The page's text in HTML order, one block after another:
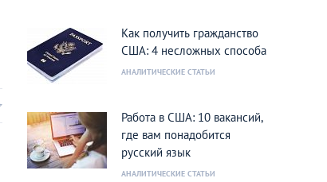
Как получить гражданство
США: 4 несложных способа
АНАЛИТИЧЕСКИЕ СТАТЬИ
Работа в США: 10 вакансий,
где вам понадобится
русский язык
АНАЛИТИЧЕСКИЕ СТАТЬИ